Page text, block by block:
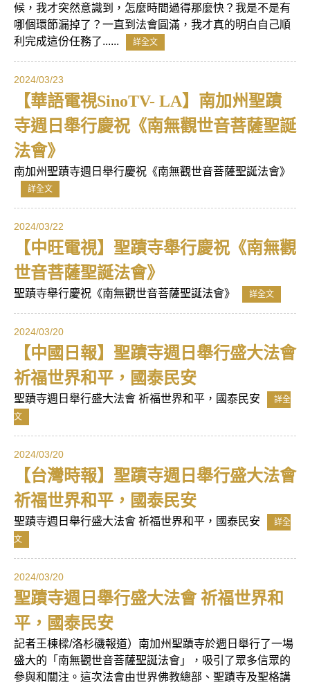
候，我才突然意識到，怎麼時間過得那麼快？我是不是有
哪個環節漏掉了？一直到法會圓滿，我才真的明白自己順
利完成這份任務了......
詳全文
2024/03/23
【華語電視SinoTV- LA】南加州聖蹟
寺週日舉行慶祝《南無觀世音菩薩聖誕
法會》
南加州聖蹟寺週日舉行慶祝《南無觀世音菩薩聖誕法會》
詳全文
2024/03/22
【中旺電視】聖蹟寺舉行慶祝《南無觀
世音菩薩聖誕法會》
聖蹟寺舉行慶祝《南無觀世音菩薩聖誕法會》 詳全文
2024/03/20
【中國日報】聖蹟寺週日舉行盛大法會
祈福世界和平，國泰民安
聖蹟寺週日舉行盛大法會 祈福世界和平，國泰民安
詳全
文
2024/03/20
【台灣時報】聖蹟寺週日舉行盛大法會
祈福世界和平，國泰民安
聖蹟寺週日舉行盛大法會 祈福世界和平，國泰民安
詳全
文
2024/03/20
聖蹟寺週日舉行盛大法會 祈福世界和
平，國泰民安
記者王棟樑/洛杉磯報道）南加州聖蹟寺於週日舉行了一場
盛大的「南無觀世音菩薩聖誕法會」，吸引了眾多信眾的
參與和關注。這次法會由世界佛教總部、聖蹟寺及聖格講